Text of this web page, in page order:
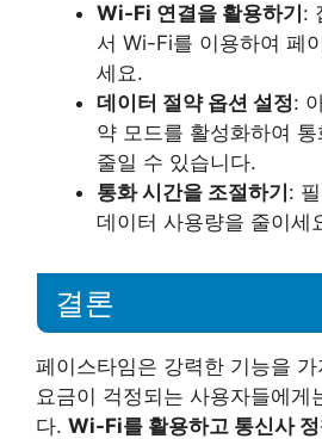
Wi-Fi 연결을 활용하기 :
서 Wi-Fi를 이용하여 페
세요.
데이터 절약 옵션 설정:
약 모드를 활성화하여
줄일 수 있습니다.
통화 시간을 조절하기 :
데이터 사용량을 줄이세
결론
페이스타임은 강력한 기능을
요금이 걱정되는 사용자들에게
다. Wi-Fi를 활용하고 통신사